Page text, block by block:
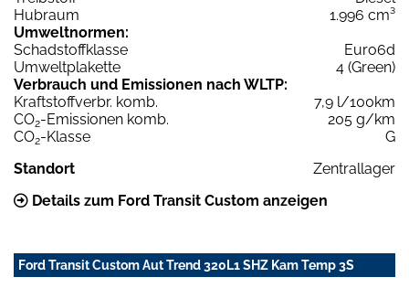
Hubraum
1.996 cm³
Umweltnormen:
Schadstoffklasse
Euro6d
Umweltplakette
4 (Green)
Verbrauch und Emissionen nach WLTP:
Kraftstoffverbr. komb.
7,9 l/100km
CO2-Emissionen komb.
205 g/km
CO2-Klasse
G
Standort
Zentrallager
Details zum Ford Transit Custom anzeigen
Ford Transit Custom Aut Trend 320L1 SHZ Kam Temp 3S